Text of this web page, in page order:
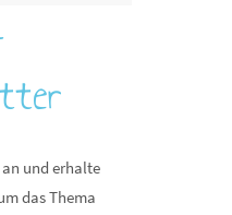
und erhalte
das Thema